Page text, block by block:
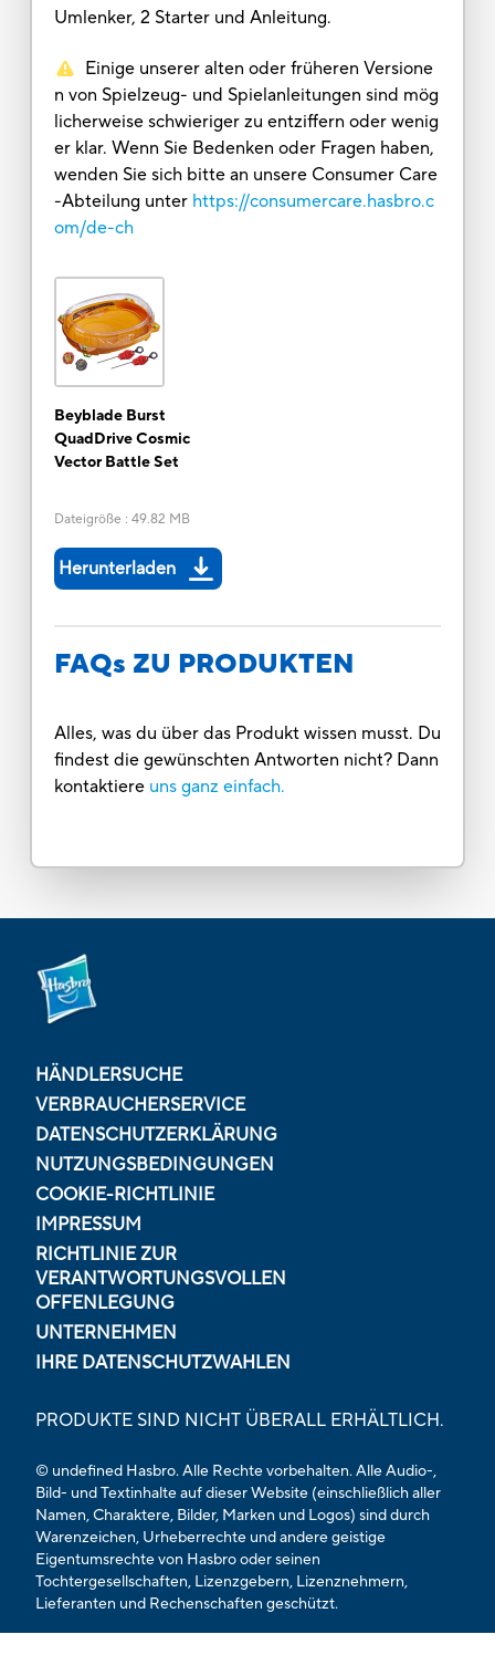
Umlenker, 2 Starter und Anleitung.
Einige unserer alten oder früheren Versione
n von Spielzeug- und Spielanleitungen sind mög
licherweise schwieriger zu entziffern oder wenig
er klar. Wenn Sie Bedenken oder Fragen haben,
wenden Sie sich bitte an unsere Consumer Care
-Abteilung unter https://consumercare.hasbro.c
om/de-ch
Beyblade Burst
QuadDrive Cosmic
Vector Battle Set
Dateigröße : 49.82 MB
Herunterladen
FAQs ZU PRODUKTEN
Alles, was du über das Produkt wissen musst. Du
findest die gewünschten Antworten nicht? Dann
kontaktiere uns ganz einfach.
HÄNDLERSUCHE
VERBRAUCHERSERVICE
DATENSCHUTZERKLÄRUNG
NUTZUNGSBEDINGUNGEN
COOKIE-RICHTLINIE
IMPRESSUM
RICHTLINIE ZUR
VERANTWORTUNGSVOLLEN
OFFENLEGUNG
UNTERNEHMEN
IHRE DATENSCHUTZWAHLEN
PRODUKTE SIND NICHT ÜBERALL ERHÄLTLICH.
© undefined Hasbro. Alle Rechte vorbehalten. Alle Audio-,
Bild- und Textinhalte auf dieser Website (einschließlich aller
Namen, Charaktere, Bilder, Marken und Logos) sind durch
Warenzeichen, Urheberrechte und andere geistige
Eigentumsrechte von Hasbro oder seinen
Tochtergesellschaften, Lizenzgebern, Lizenznehmern,
Lieferanten und Rechenschaften geschützt.